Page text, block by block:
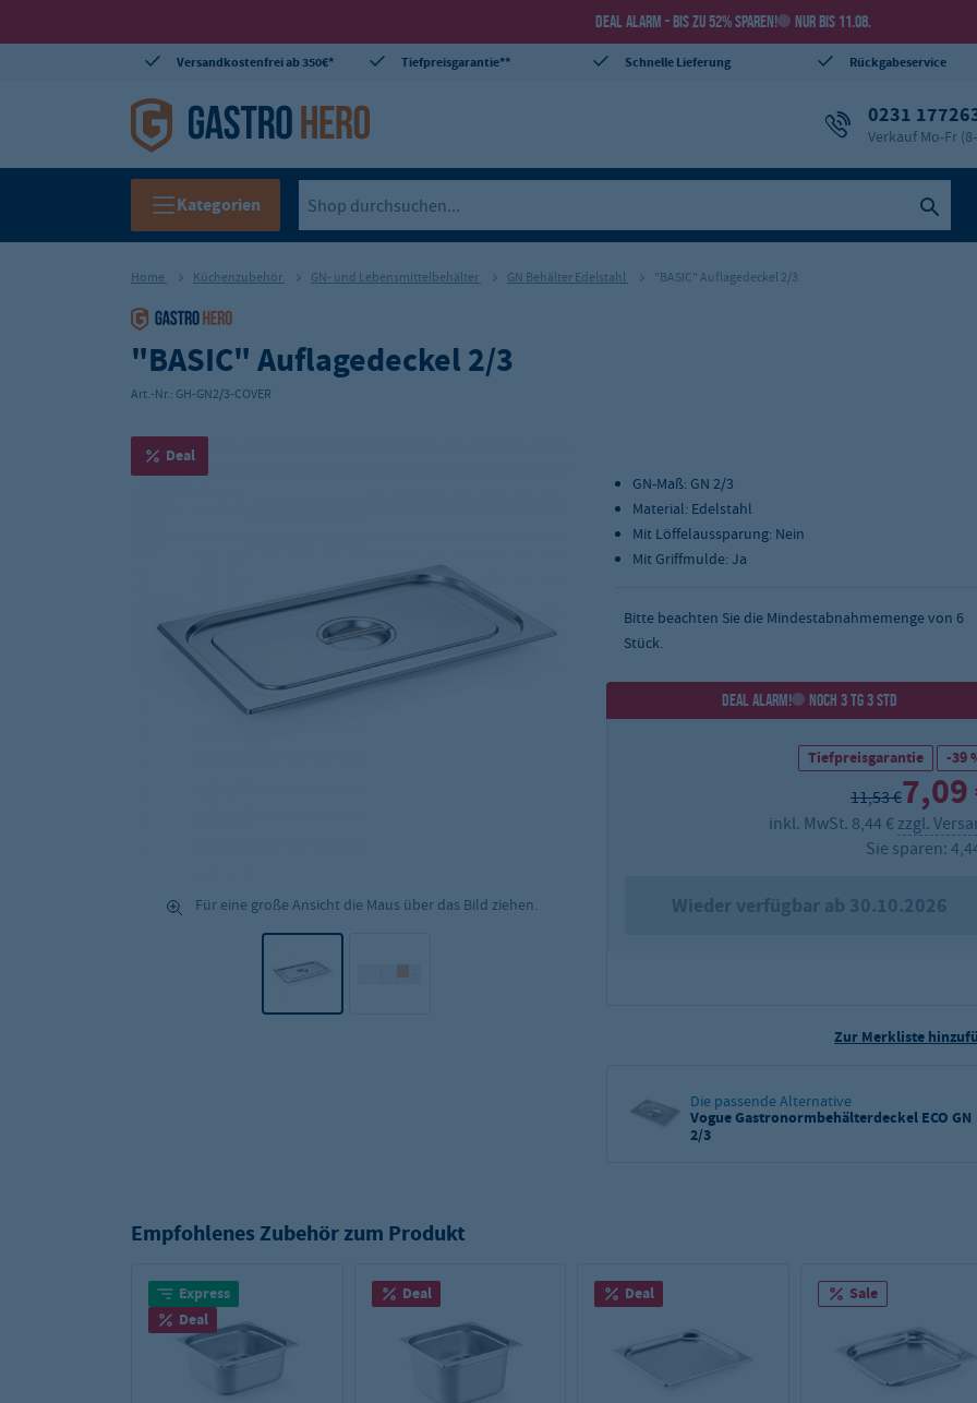
DEAL ALARM - BIS ZU 52% SPAREN! NUR BIS 11.08.
Versandkostenfrei ab 350€* Tiefpreisgarantie** Schnelle Lieferung Rückgabeservice
0231
Verkauf Mo-Fr
Kategorien
Home Küchenzubehör GN- und Lebensmittelbehälter GN Behälter Edelstahl "BASIC" Auflagedeckel 2/3
"BASIC" Auflagedeckel 2/3
Art.-Nr.: GH-GN2/3-COVER
Deal
Für eine große Ansicht die Maus über das Bild ziehen.
GN-Maß: GN 2/3
Material: Edelstahl
Mit Löffelaussparung: Nein
Mit Griffmulde: Ja
Bitte beachten Sie die Mindestabnahmemenge von 6
Stück.
DEAL ALARM! NOCH 3 TG 3 STD
Tiefpreisgarantie -39
11,53 €7,09
inkl. MwSt. 8,44 € zzgl.
Sie sparen:
Wieder verfügbar ab 30.10.2026
Zur Merkliste
Die passende Alternative
Vogue Gastronormbehälterdeckel ECO GN
2/3
Empfohlenes Zubehör zum Produkt
Express
Deal
Deal Deal Sale